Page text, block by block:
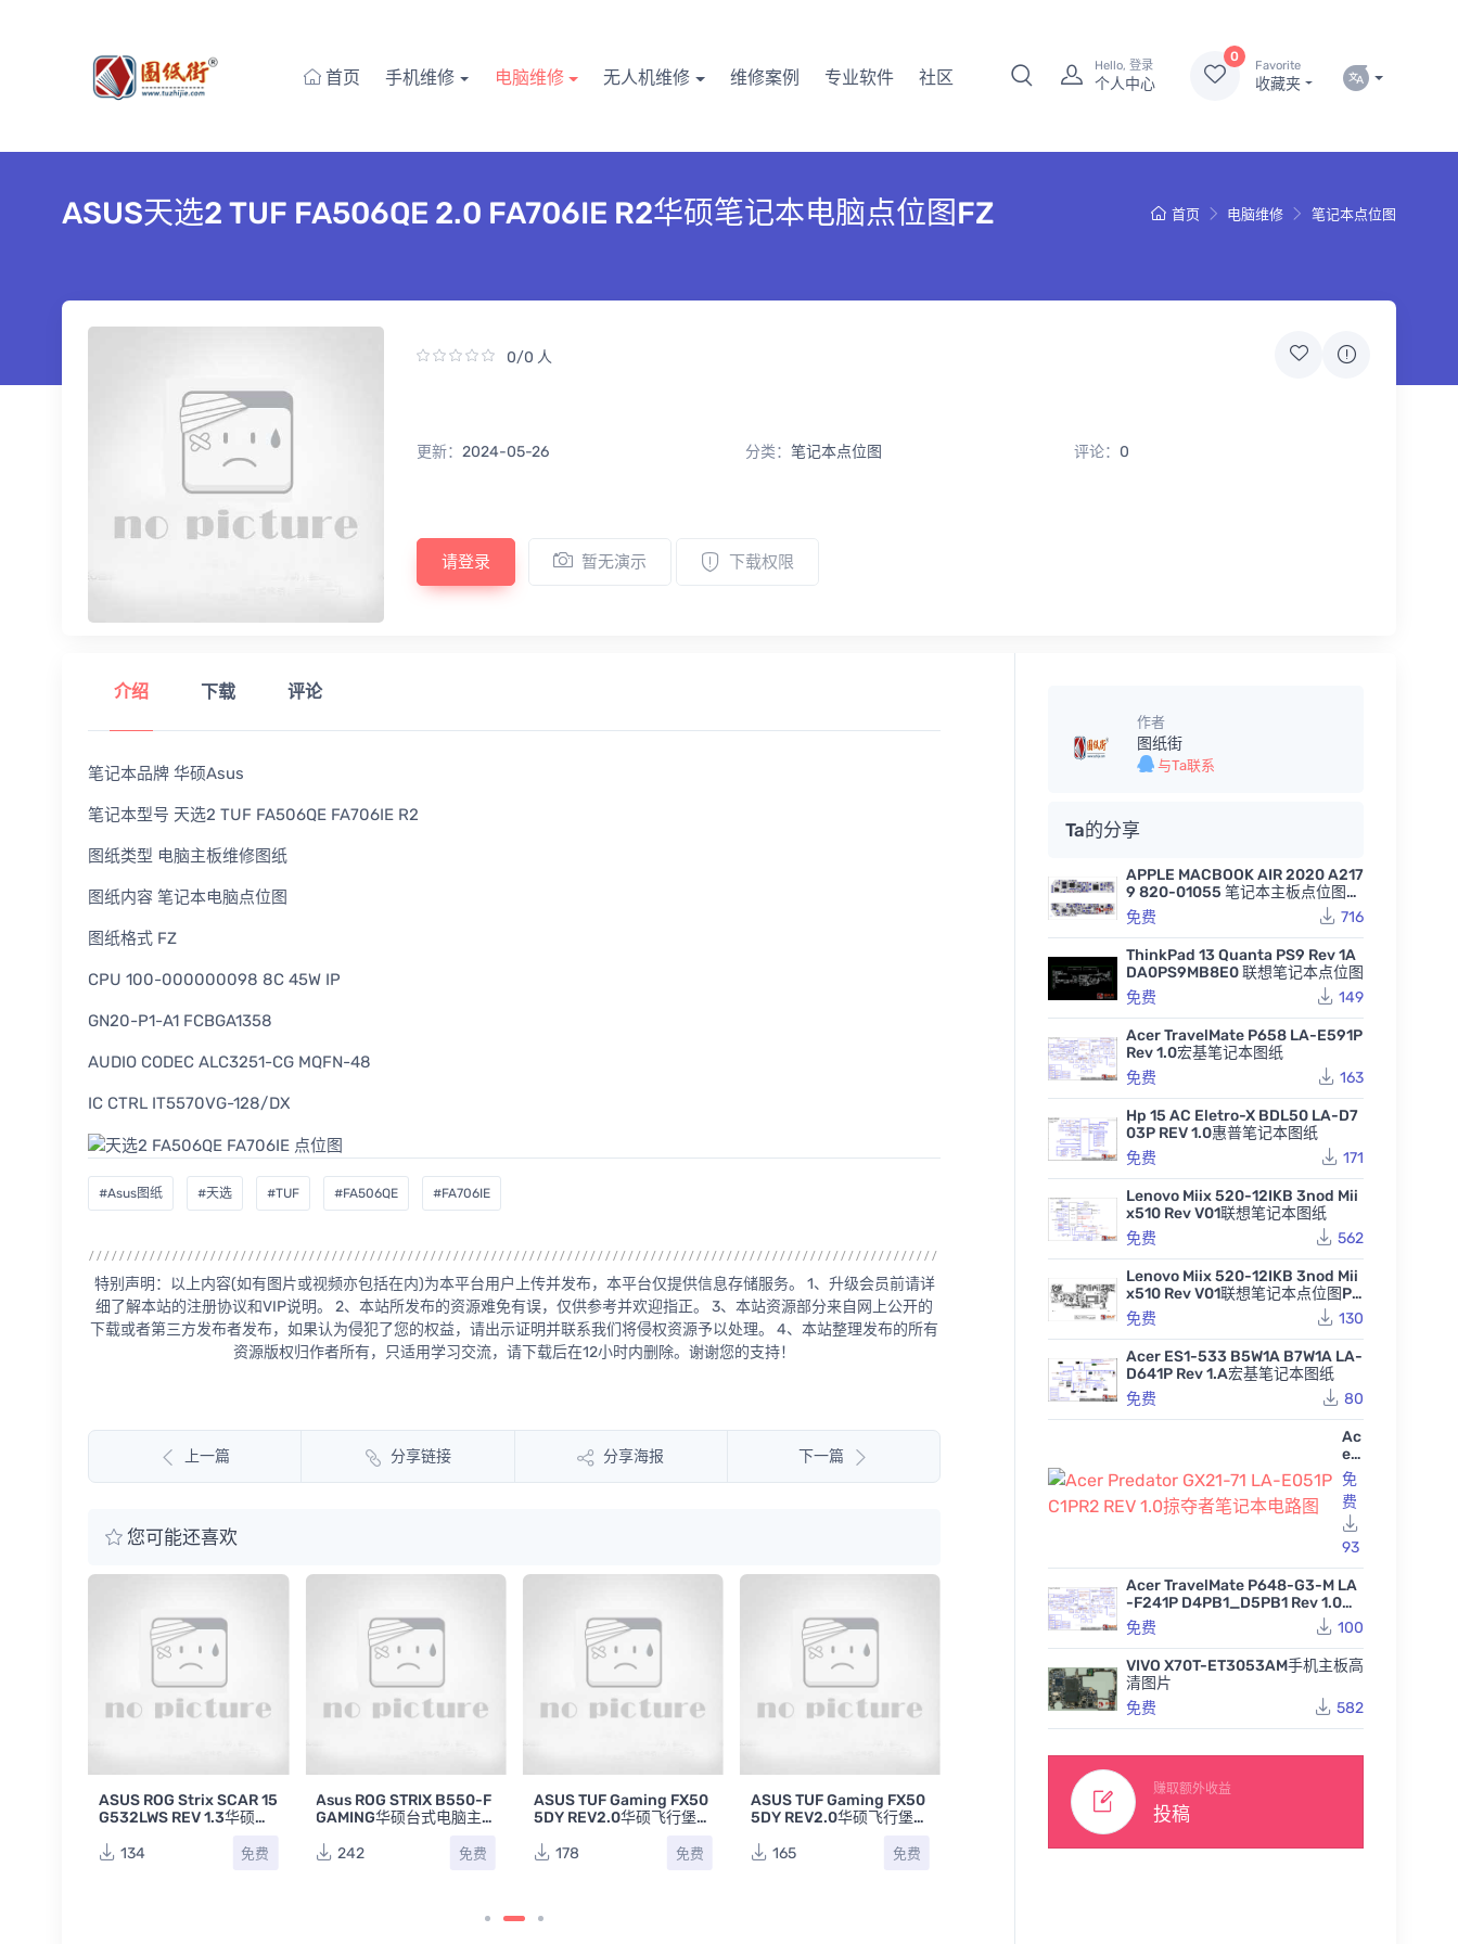
首页 手机维修 电脑维修 无人机维修 维修案例 专业软件 社区
Hello, 登录
个人中心
0
Favorite
收藏夹
首页 电脑维修 笔记本点位图
ASUS天选2 TUF FA506QE 2.0 FA706IE R2华硕笔记本电脑点位图FZ
0/0 人
更新： 2024-05-26 分类： 笔记本点位图 评论： 0
请登录 暂无演示 下载权限
介绍 下载 评论
笔记本品牌 华硕Asus
笔记本型号 天选2 TUF FA506QE FA706IE R2
图纸类型 电脑主板维修图纸
图纸内容 笔记本电脑点位图
图纸格式 FZ
CPU 100-000000098 8C 45W IP
GN20-P1-A1 FCBGA1358
AUDIO CODEC ALC3251-CG MQFN-48
IC CTRL IT5570VG-128/DX
#Asus图纸 #天选 #TUF #FA506QE #FA706IE
特别声明：以上内容(如有图片或视频亦包括在内)为本平台用户上传并发布，本平台仅提供信息存储服务。 1、升级会员前请详
细了解本站的注册协议和VIP说明。 2、本站所发布的资源难免有误，仅供参考并欢迎指正。 3、本站资源部分来自网上公开的
下载或者第三方发布者发布，如果认为侵犯了您的权益，请出示证明并联系我们将侵权资源予以处理。 4、本站整理发布的所有
资源版权归作者所有，只适用学习交流，请下载后在12小时内删除。谢谢您的支持！
上一篇 分享链接 分享海报 下一篇
您可能还喜欢
ASUS ROG Strix SCAR 15
G532LWS REV 1.3华硕败
路图134 免费
Asus ROG STRIX B550-F
GAMING华硕台式电脑主
242
免费
ASUS TUF Gaming FX50
5DY REV2.0华硕飞行堡垒
DF 178 免费
ASUS TUF Gaming FX50
5DY REV2.0华硕飞行堡垒
165
免费
Asus X442UQ REV 2.1华
硕笔记本主板点位图BVR
免费
ASUS FX506IH FX706IH
2.00华硕天选2笔记本电
292
免费
作者
图纸街
与Ta联系
Ta的分享
APPLE MACBOOK AIR 2020 A217
9 820-01055 笔记本主板点位图B
VR
免费 716
ThinkPad 13 Quanta PS9 Rev 1A
DA0PS9MB8E0 联想笔记本点位图
免费
149
Acer TravelMate P658 LA-E591P
Rev 1.0宏基笔记本图纸
免费
163
Hp 15 AC Eletro-X BDL50 LA-D7
03P REV 1.0惠普笔记本图纸
免费
171
Lenovo Miix 520-12IKB 3nod Mii
x510 Rev V01联想笔记本图纸
免费
562
Lenovo Miix 520-12IKB 3nod Mii
x510 Rev V01联想笔记本点位图PD
F
免费 130
Acer ES1-533 B5W1A B7W1A LA-
D641P Rev 1.A宏基笔记本图纸
免费
80
Ac
er
Pr
ed
at
or
GX
21
-7
1 L
A-
E0
51
P
2
RE
记
免
费
93
Acer TravelMate P648-G3-M LA
-F241P D4PB1_D5PB1 Rev 1.0宏
基笔记本图纸
免费 100
VIVO X70T-ET3053AM手机主板高
清图片
免费
582
赚取额外收益
投稿